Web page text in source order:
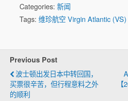
Categories: 新闻
Tags: 维珍航空 Virgin Atlantic (VS)
Previous Post
波士顿出发日本中转回国，
买票很辛苦，但行程意料之外
的顺利